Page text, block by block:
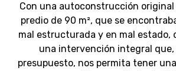
Con una autoconstrucción original
predio de 90 m², que se
mal estructurada y en mal estado,
una intervención integral
presupuesto, nos permita tener